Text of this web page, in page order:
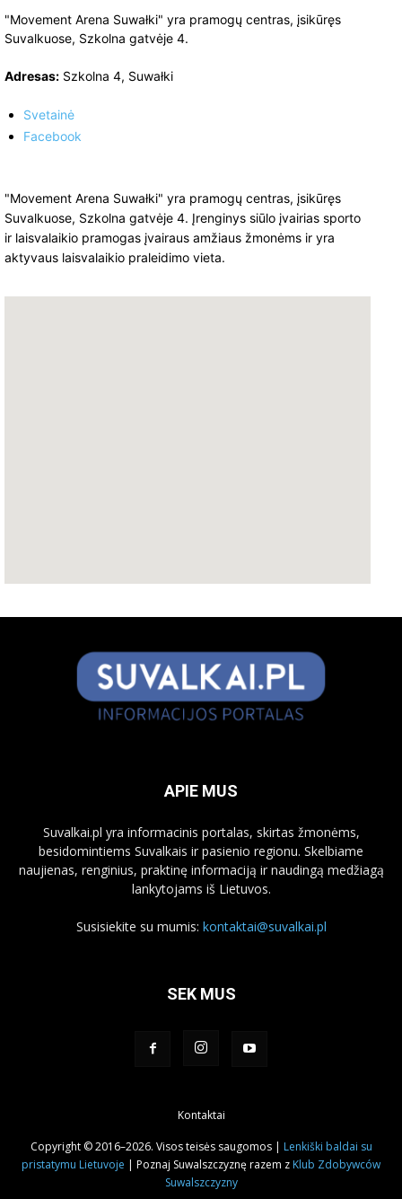
"Movement Arena Suwałki" yra pramogų centras, įsikūręs
Suvalkuose, Szkolna gatvėje 4.
Adresas: Szkolna 4, Suwałki
Svetainė
Facebook
"Movement Arena Suwałki" yra pramogų centras, įsikūręs
Suvalkuose, Szkolna gatvėje 4. Įrenginys siūlo įvairias sporto
ir laisvalaikio pramogas įvairaus amžiaus žmonėms ir yra
aktyvaus laisvalaikio praleidimo vieta.
APIE MUS
Suvalkai.pl yra informacinis portalas, skirtas žmonėms,
besidomintiems Suvalkais ir pasienio regionu. Skelbiame
naujienas, renginius, praktinę informaciją ir naudingą medžiagą
lankytojams iš Lietuvos.
Susisiekite su mumis: kontaktai@suvalkai.pl
SEK MUS
Kontaktai
Copyright © 2016–2026. Visos teisės saugomos | Lenkiški baldai su
pristatymu Lietuvoje | Poznaj Suwalszczyznę razem z Klub Zdobywców
Suwalszczyzny